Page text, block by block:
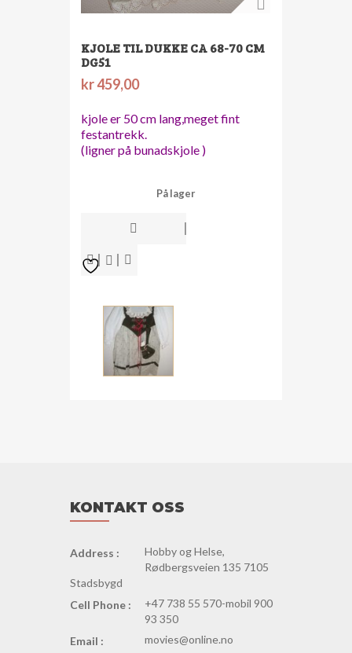
KJOLE TIL DUKKE CA 68-70 CM
DG51
kr459,00
kjole er 50 cm lang,meget fint
festantrekk.
(ligner på bunadskjole )
På lager
til
KONTAKT OSS
Address :
Hobby og Helse,
Rødbergsveien 135 7105
Stadsbygd
Cell Phone :
+47 738 55 570-mobil 900
93 350
Email :
movies@online.no